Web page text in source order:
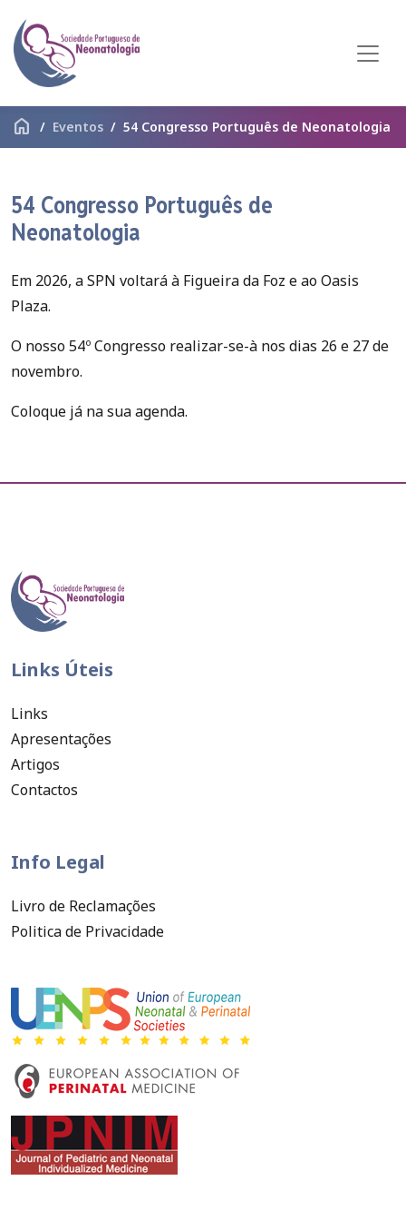
home Eventos 54 Congresso Português de Neonatologia
54 Congresso Português de
Neonatologia
Em 2026, a SPN voltará à Figueira da Foz e ao Oasis
Plaza.
O nosso 54º Congresso realizar-se-à nos dias 26 e 27 de
novembro.
Coloque já na sua agenda.
Links Úteis
Links
Apresentações
Artigos
Contactos
Info Legal
Livro de Reclamações
Politica de Privacidade